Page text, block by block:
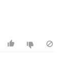
på 20-24 mm